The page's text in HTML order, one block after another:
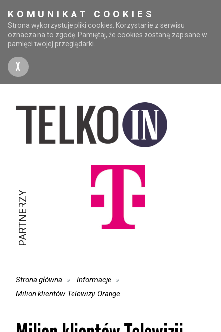
KOMUNIKAT COOKIES
Strona wykorzystuje pliki cookies. Korzystanie z serwisu
oznacza na to zgodę. Pamiętaj, że cookies zostaną zapisane w
pamięci twojej przeglądarki.
X
PARTNERZY
Strona główna
Informacje
Milion klientów Telewizji Orange